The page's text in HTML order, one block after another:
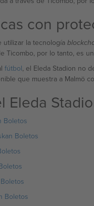
con
la tecnología
Ticombo, por lo tanto, es
fútbol, el Eleda Stadion no
que muestra a Malmö
Eleda
Boletos
Boletos
Boletos